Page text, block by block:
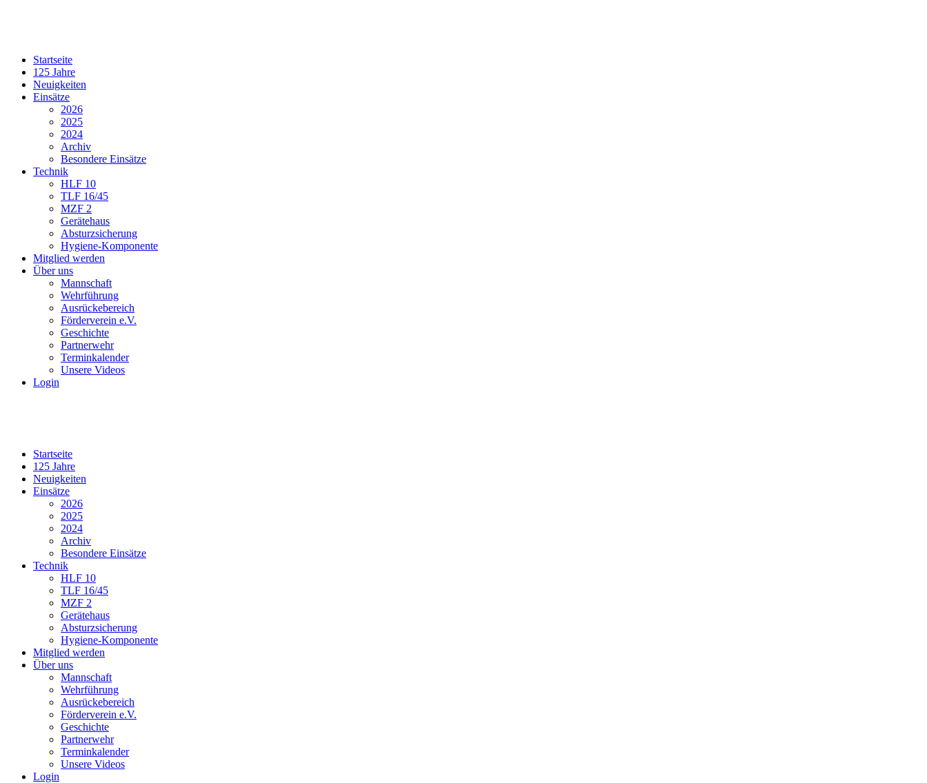
Startseite
125 Jahre
Neuigkeiten
Einsätze
2026
2025
2024
Archiv
Besondere Einsätze
Technik
HLF 10
TLF 16/45
MZF 2
Gerätehaus
Absturzsicherung
Hygiene-Komponente
Mitglied werden
Über uns
Mannschaft
Wehrführung
Ausrückebereich
Förderverein e.V.
Geschichte
Partnerwehr
Terminkalender
Unsere Videos
Login
Startseite
125 Jahre
Neuigkeiten
Einsätze
2026
2025
2024
Archiv
Besondere Einsätze
Technik
HLF 10
TLF 16/45
MZF 2
Gerätehaus
Absturzsicherung
Hygiene-Komponente
Mitglied werden
Über uns
Mannschaft
Wehrführung
Ausrückebereich
Förderverein e.V.
Geschichte
Partnerwehr
Terminkalender
Unsere Videos
Login